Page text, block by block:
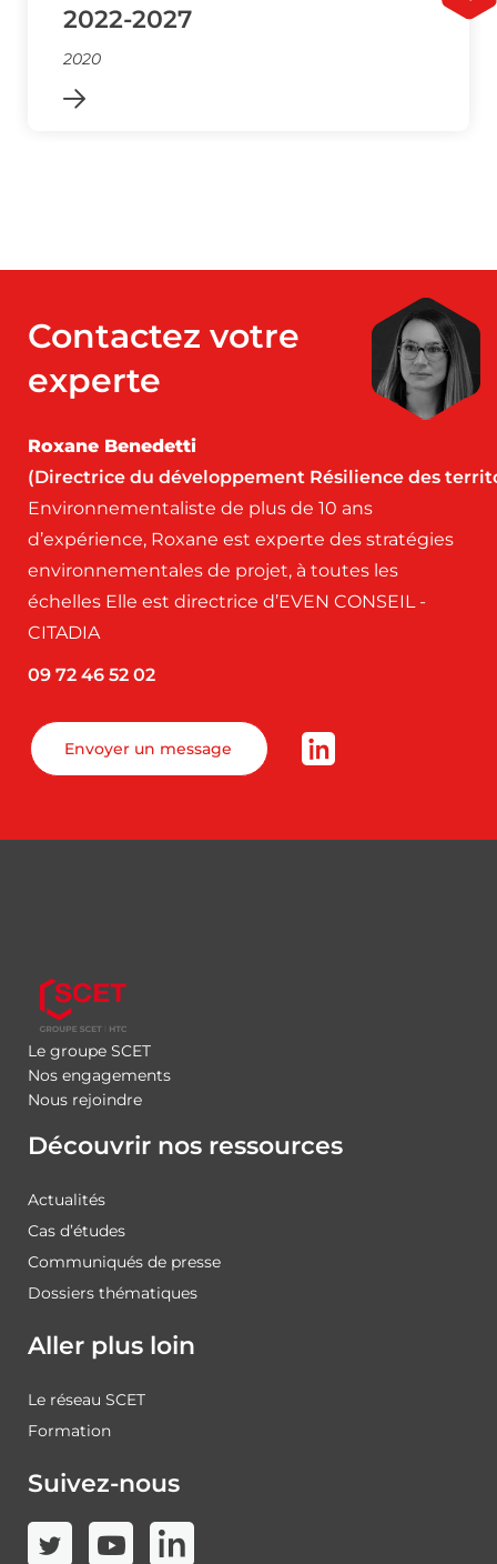
2022-2027
2020
Contactez votre
experte
Roxane Benedetti
(Directrice du développement Résilience des
Environnementaliste de plus de 10 ans
d’expérience, Roxane est experte des stratégies
environnementales de projet, à toutes les
échelles Elle est directrice d’EVEN CONSEIL -
CITADIA
09 72 46 52 02
Envoyer un message
Le groupe SCET
Nos engagements
Nous rejoindre
Découvrir nos ressources
Actualités
Cas d’études
Communiqués de presse
Dossiers thématiques
Aller plus loin
Le réseau SCET
Formation
Suivez-nous